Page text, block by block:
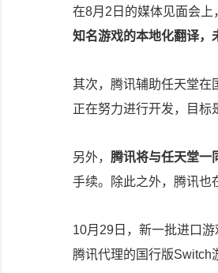
在8月2日的媒体见面会上
知名游戏的本地化翻译，
其次，腾讯辅助任天堂在
正在努力进行开发，目标
另外， 腾讯将与任天堂一
手续。除此之外，腾讯也
10月29日，新一批进口游
腾讯代理的国行版Switch